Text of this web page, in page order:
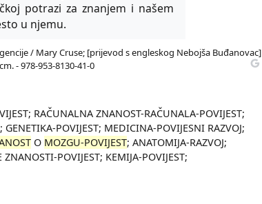
potrazi za znanjem i našem
u njemu.
/ Mary Cruse; [prijevod s engleskog Nebojša
- 978-953-8130-41-0
RAČUNALNA ZNANOST-RAČUNALA-POVIJEST;
POVIJEST; MEDICINA-POVIJESNI RAZVOJ;
O MOZGU-POVIJEST; ANATOMIJA-RAZVOJ;
POVIJEST; KEMIJA-POVIJEST;